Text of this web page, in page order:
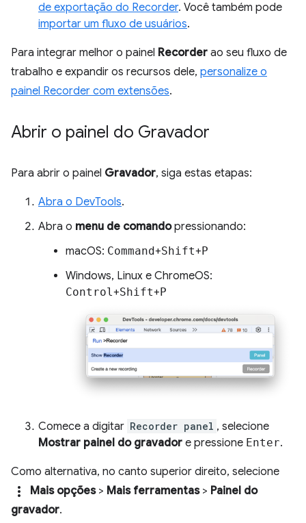
de exportação do Recorder. Você também pode
importar um fluxo de usuários.
Para integrar melhor o painel Recorder ao seu fluxo de
trabalho e expandir os recursos dele, personalize o
painel Recorder com extensões.
Abrir o painel do Gravador
Para abrir o painel Gravador, siga estas etapas:
Abra o DevTools.
Abra o menu de comandopressionando:
macOS: Command+Shift+P
Windows, Linux e ChromeOS:
Control+Shift+P
Comece a digitar Recorder panel , selecione
Mostrar painel do gravador e pressione Enter.
Como alternativa, no canto superior direito, selecione
more_vert Mais opções> Mais ferramentas> Painel do
gravador.